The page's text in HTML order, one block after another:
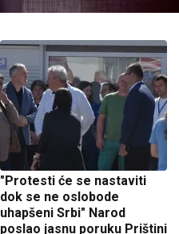
"Protesti će se nastaviti
dok se ne oslobode
uhapšeni Srbi" Narod
poslao jasnu poruku Prištini